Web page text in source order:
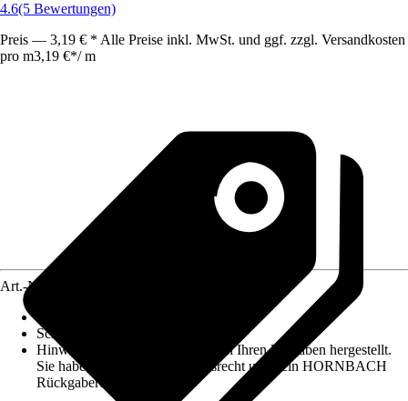
4.6(5 Bewertungen)
Preis — 3,19 € * Alle Preise inkl. MwSt. und ggf. zzgl. Versandkosten
pro m3,19 €*/ m
Art.-Nr.
Schlauchgröße
Hinweis: Dieser Artikel wird nach Ihren Vorgaben hergestellt.
Sie haben daher kein Widerrufsrecht und kein HORNBACH
Rückgaberecht.